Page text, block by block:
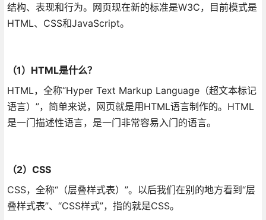
结构、表现和行为。网页现在新的标准是W3C，目前模式是
HTML、CSS和JavaScript。
（1）HTML是什么？
HTML，全称“Hyper Text Markup Language（超文本标记
语言）”，简单来说，网页就是用HTML语言制作的。HTML
是一门描述性语言，是一门非常容易入门的语言。
（2）CSS
CSS，全称“（层叠样式表）”。以后我们在别的地方看到“层
叠样式表”、“CSS样式”，指的就是CSS。